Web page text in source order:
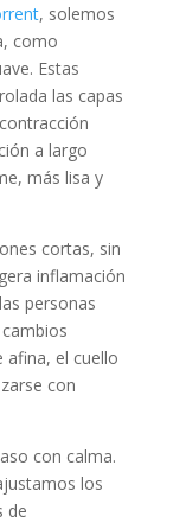
, solemos
como
Estas
las capas
a largo
más lisa y
cortas, sin
inflamación
personas
afina, el cuello
con
con calma.
los
de